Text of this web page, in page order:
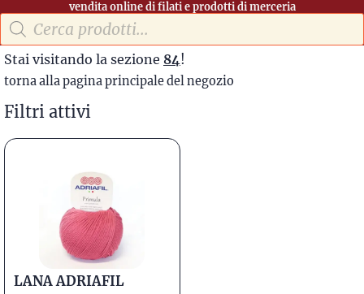
vendita online di filati e prodotti di merceria
Stai visitando la sezione 84!
torna alla pagina principale del negozio
Filtri attivi
LANA ADRIAFIL